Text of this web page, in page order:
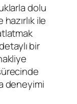
dolu
ile
bir
deneyimi